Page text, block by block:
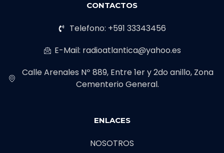
CONTACTOS
Telefono: +591 33343456
E-Mail: radioatlantica@yahoo.es
Calle Arenales Nº 889, Entre 1er y 2do anillo, Zona
Cementerio General.
ENLACES
NOSOTROS